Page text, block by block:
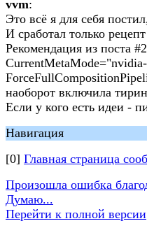
vvm:
Это всё я для себя
И сработал только
Рекомендация из поста
наоборот включила
Если у кого есть идеи -
Навигация
[0] Главная страница
Произошла ошибка
Думаю...
Перейти к полной версии